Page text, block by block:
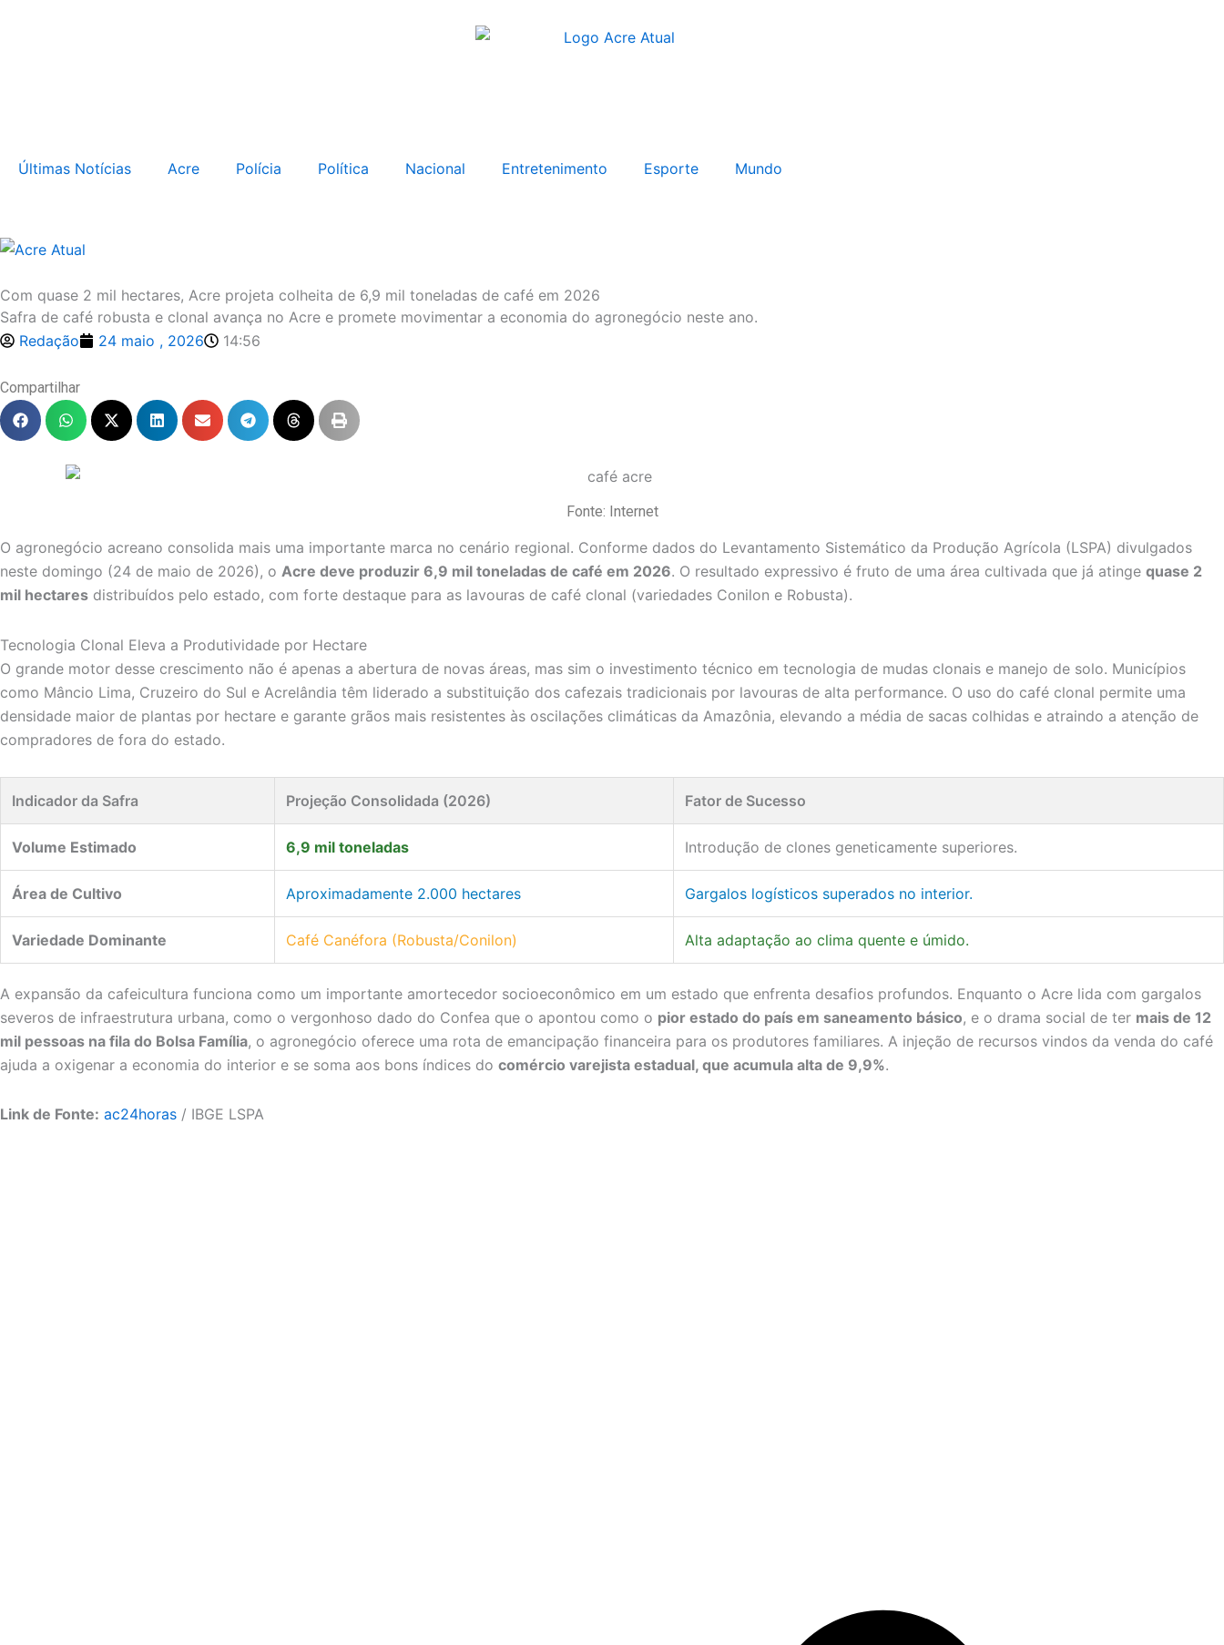
Últimas Notícias Acre Polícia Política Nacional Entretenimento Esporte Mundo
Com quase 2 mil hectares, Acre projeta colheita de 6,9 mil toneladas de café em 2026
Safra de café robusta e clonal avança no Acre e promete movimentar a economia do agronegócio neste ano.
Redação
24 maio , 2026 14:56
Compartilhar
Fonte: Internet
O agronegócio acreano consolida mais uma importante marca no cenário regional. Conforme dados do Levantamento Sistemático da Produção Agrícola (LSPA) divulgados
neste domingo (24 de maio de 2026), o Acre deve produzir 6,9 mil toneladas de café em 2026. O resultado expressivo é fruto de uma área cultivada que já atinge quase 2
mil hectares distribuídos pelo estado, com forte destaque para as lavouras de café clonal (variedades Conilon e Robusta).
Tecnologia Clonal Eleva a Produtividade por Hectare
O grande motor desse crescimento não é apenas a abertura de novas áreas, mas sim o investimento técnico em tecnologia de mudas clonais e manejo de solo. Municípios
como Mâncio Lima, Cruzeiro do Sul e Acrelândia têm liderado a substituição dos cafezais tradicionais por lavouras de alta performance. O uso do café clonal permite uma
densidade maior de plantas por hectare e garante grãos mais resistentes às oscilações climáticas da Amazônia, elevando a média de sacas colhidas e atraindo a atenção de
compradores de fora do estado.
Indicador da Safra Projeção Consolidada (2026) Fator de Sucesso
Volume Estimado 6,9 mil toneladas Introdução de clones geneticamente superiores.
Área de Cultivo Aproximadamente 2.000 hectares Gargalos logísticos superados no interior.
Variedade Dominante Café Canéfora (Robusta/Conilon) Alta adaptação ao clima quente e úmido.
A expansão da cafeicultura funciona como um importante amortecedor socioeconômico em um estado que enfrenta desafios profundos. Enquanto o Acre lida com gargalos
severos de infraestrutura urbana, como o vergonhoso dado do Confea que o apontou como o pior estado do país em saneamento básico, e o drama social de ter mais de 12
mil pessoas na fila do Bolsa Família, o agronegócio oferece uma rota de emancipação financeira para os produtores familiares. A injeção de recursos vindos da venda do café
ajuda a oxigenar a economia do interior e se soma aos bons índices do comércio varejista estadual, que acumula alta de 9,9%.
Link de Fonte: ac24horas / IBGE LSPA